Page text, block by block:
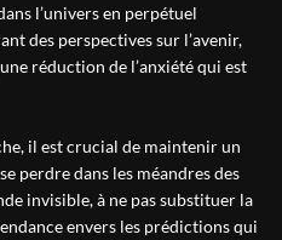
l’univers en perpétuel
des perspectives sur l’avenir,
réduction de l’anxiété qui est
il est crucial de maintenir un
perdre dans les méandres des
invisible, à ne pas substituer la
envers les prédictions qui